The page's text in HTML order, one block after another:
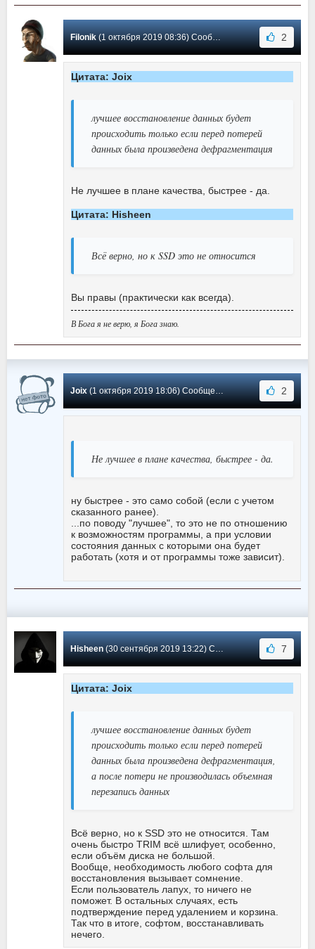
Filonik(1 октября 2019 08:36) Сообщение #26 2
Цитата: Joix
лучшее восстановление данных будет
происходить только если перед потерей
данных была произведена дефрагментация
Не лучшее в плане качества, быстрее - да.
Цитата: Hisheen
Всё верно, но к SSD это не относится
Вы правы (практически как всегда).
В Бога я не верю, я Бога знаю.
Joix(1 октября 2019 18:06) Сообщение #25 2
Не лучшее в плане качества, быстрее - да.
ну быстрее - это само собой (если с учетом
сказанного ранее).
...по поводу "лучшее", то это не по отношению
к возможностям программы, а при условии
состояния данных с которыми она будет
работать (хотя и от программы тоже зависит).
Hisheen(30 сентября 2019 13:22) Сообщение #24 7
Цитата: Joix
лучшее восстановление данных будет
происходить только если перед потерей
данных была произведена дефрагментация,
а после потери не производилась объемная
перезапись данных
Всё верно, но к SSD это не относится. Там
очень быстро TRIM всё шлифует, особенно,
если объём диска не большой.
Вообще, необходимость любого софта для
восстановления вызывает сомнение.
Если пользователь лапух, то ничего не
поможет. В остальных случаях, есть
подтверждение перед удалением и корзина.
Так что в итоге, софтом, восстанавливать
нечего.